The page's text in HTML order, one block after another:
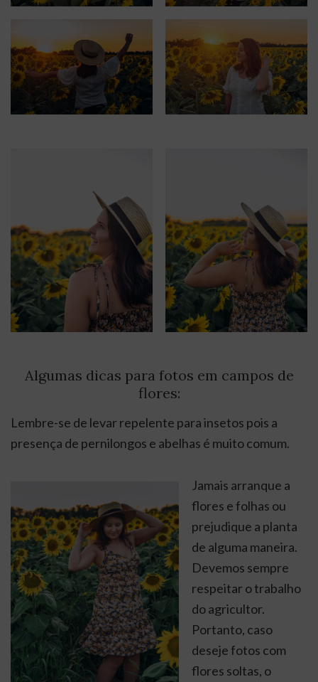
Algumas dicas para fotos em campos de
flores:
Lembre-se de levar repelente para insetos pois a
presença de pernilongos e abelhas é muito comum.
Jamais arranque a
flores e folhas ou
prejudique a planta
de alguma maneira.
Devemos sempre
respeitar o trabalho
do agricultor.
Portanto, caso
deseje fotos com
flores soltas, o